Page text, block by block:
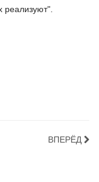
реализуют".
ВПЕРЁД